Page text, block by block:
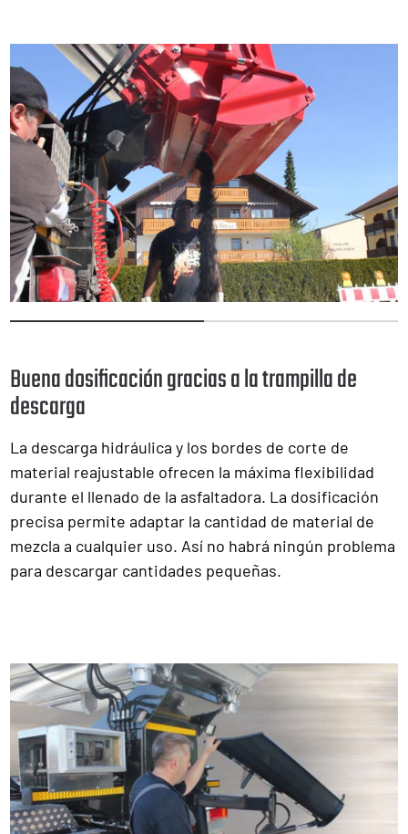
1 2
Buena dosificación gracias a la trampilla de
descarga
La descarga hidráulica y los bordes de corte de
material reajustable ofrecen la máxima flexibilidad
durante el llenado de la asfaltadora. La dosificación
precisa permite adaptar la cantidad de material de
mezcla a cualquier uso. Así no habrá ningún problema
para descargar cantidades pequeñas.